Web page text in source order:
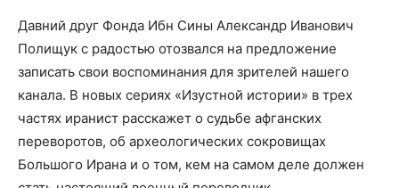
Давний друг Фонда Ибн Сины Александр Иванович
Полищук с радостью отозвался на предложение
записать свои воспоминания для зрителей нашего
канала. В новых сериях «Изустной истории» в трех
частях иранист расскажет о судьбе афганских
переворотов, об археологических сокровищах
Большого Ирана и о том, кем на самом деле должен